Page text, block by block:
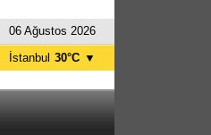
06 Ağustos 2026
İstanbul 30°C ▼